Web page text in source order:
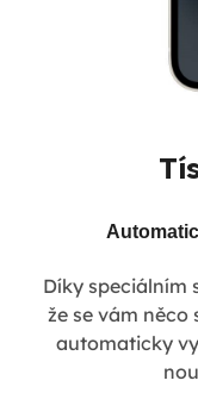
Díky speciálním
že se vám
automaticky